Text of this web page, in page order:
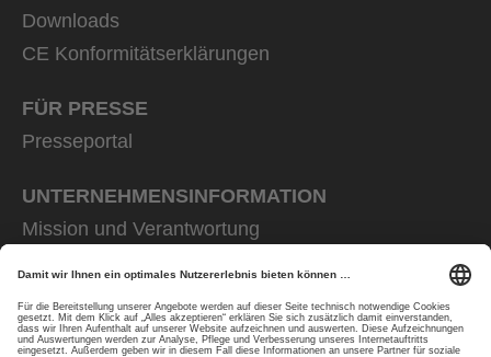
Downloads
CE Konformitätserklärungen
FÜR PRESSE
Presseportal
UNTERNEHMENS­INFORMATION
Mission und Verantwortung
Rainer Winter Stiftung